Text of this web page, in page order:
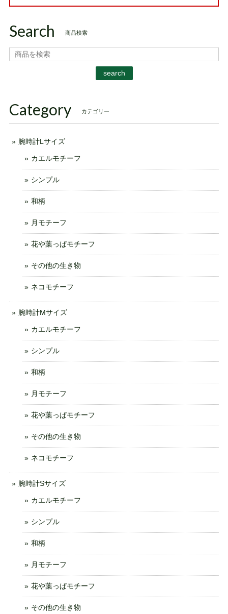
Search 商品検索
search
Category カテゴリー
腕時計Lサイズ
カエルモチーフ
シンプル
和柄
月モチーフ
花や葉っぱモチーフ
その他の生き物
ネコモチーフ
腕時計Mサイズ
カエルモチーフ
シンプル
和柄
月モチーフ
花や葉っぱモチーフ
その他の生き物
ネコモチーフ
腕時計Sサイズ
カエルモチーフ
シンプル
和柄
月モチーフ
花や葉っぱモチーフ
その他の生き物